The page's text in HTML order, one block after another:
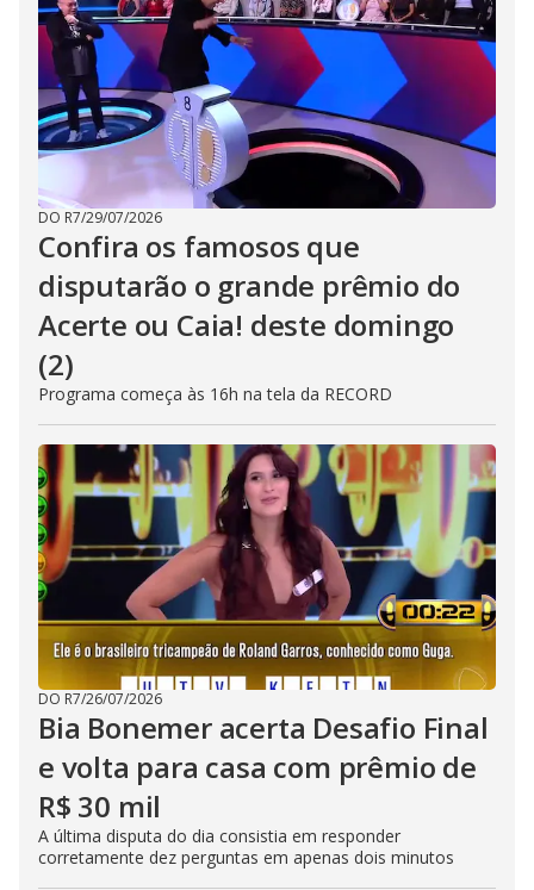
DO R7/29/07/2026
Confira os famosos que
disputarão o grande prêmio do
Acerte ou Caia! deste domingo
(2)
Programa começa às 16h na tela da RECORD
DO R7/26/07/2026
Bia Bonemer acerta Desafio Final
e volta para casa com prêmio de
R$ 30 mil
A última disputa do dia consistia em responder
corretamente dez perguntas em apenas dois minutos